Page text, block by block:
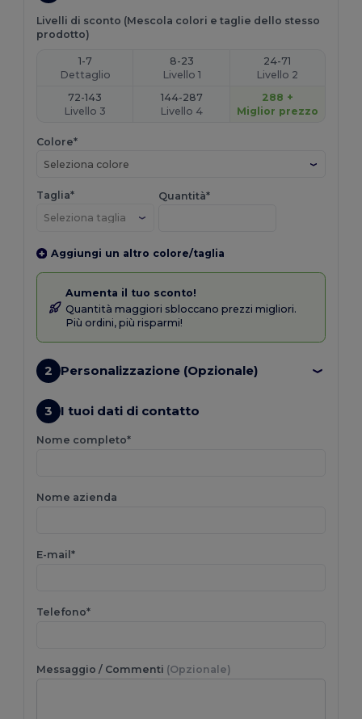
Livelli di sconto (Mescola colori e taglie dello stesso
prodotto)
1-7
Dettaglio
8-23
Livello 1
24-71
Livello 2
72-143
Livello 3
144-287
Livello 4
288 +
Miglior prezzo
Colore*
Seleziona colore
Taglia* Quantità*
Aggiungi un altro colore/taglia
Aumenta il tuo sconto!
Quantità maggiori sbloccano prezzi migliori.
Più ordini, più risparmi!
2 Personalizzazione (Opzionale)
3 I tuoi dati di contatto
Nome completo*
Nome azienda
E-mail*
Telefono*
Messaggio / Commenti (Opzionale)